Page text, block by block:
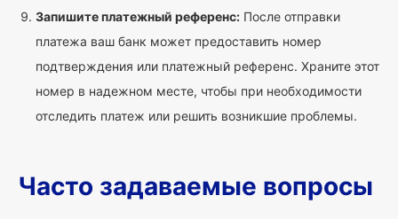
Запишите платежный референс: После отправки
платежа ваш банк может предоставить номер
подтверждения или платежный референс. Храните этот
номер в надежном месте, чтобы при необходимости
отследить платеж или решить возникшие проблемы.
Часто задаваемые вопросы